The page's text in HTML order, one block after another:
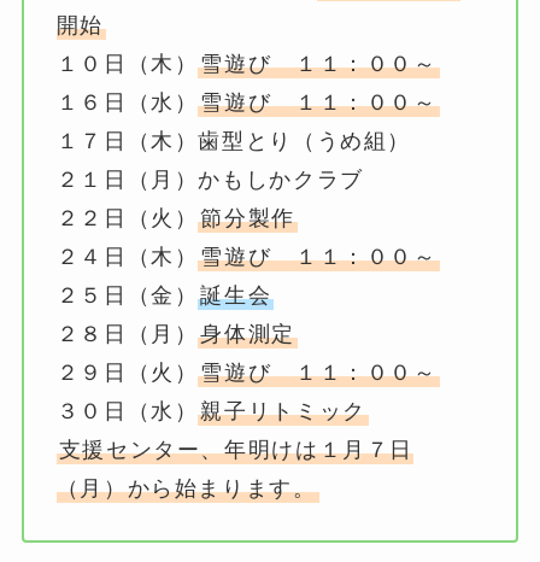
開始
１０日（木）雪遊び １１：００～
１６日（水）雪遊び １１：００～
１７日（木）歯型とり（うめ組）
２１日（月）かもしかクラブ
２２日（火）節分製作
２４日（木）雪遊び １１：００～
２５日（金）誕生会
２８日（月）身体測定
２９日（火）雪遊び １１：００～
３０日（水）親子リトミック
支援センター、年明けは１月７日
（月）から始まります。